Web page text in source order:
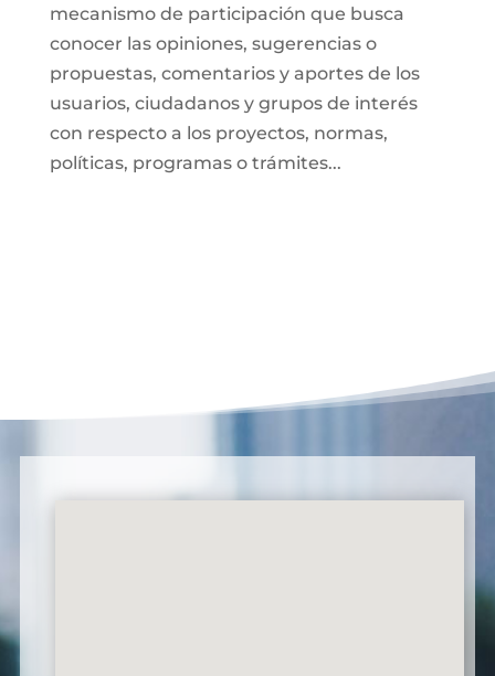
mecanismo de participación que busca
conocer las opiniones, sugerencias o
propuestas, comentarios y aportes de los
usuarios, ciudadanos y grupos de interés
con respecto a los proyectos, normas,
políticas, programas o trámites...